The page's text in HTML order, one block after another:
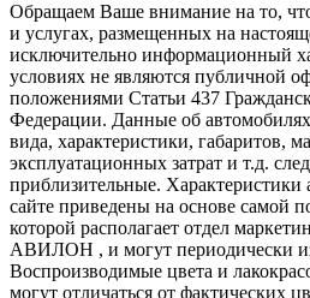
Обращаем Ваше внимание на то,
и услугах, размещенных на
исключительно информационный
условиях не являются публичной
положениями Статьи 437
Федерации. Данные об
вида, характеристики, габаритов,
эксплуатационных затрат и т.д.
приблизительные.
сайте приведены на основе самой
которой располагает отдел
АВИЛОН , и могут периодически
Воспроизводимые цвета и
могут отличаться от фактических